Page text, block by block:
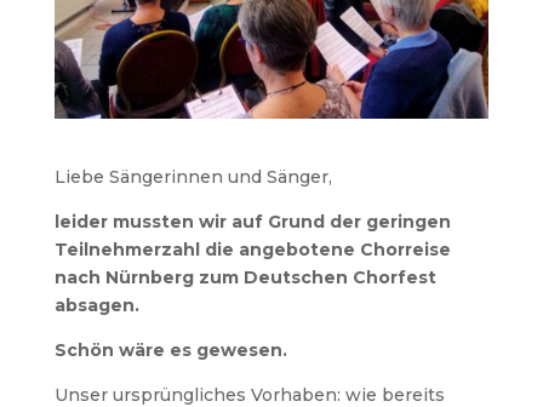
Liebe Sängerinnen und Sänger,
leider mussten wir auf Grund der geringen
Teilnehmerzahl die angebotene Chorreise
nach Nürnberg zum Deutschen Chorfest
absagen.
Schön wäre es gewesen.
Unser ursprüngliches Vorhaben: wie bereits